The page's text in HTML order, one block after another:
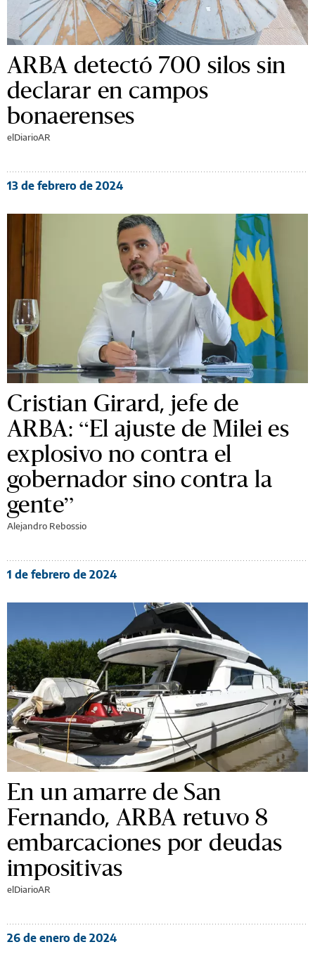
ARBA detectó 700 silos sin
declarar en campos
bonaerenses
elDiarioAR
13 de febrero de 2024
Cristian Girard, jefe de
ARBA: “El ajuste de Milei es
explosivo no contra el
gobernador sino contra la
gente”
Alejandro Rebossio
1 de febrero de 2024
En un amarre de San
Fernando, ARBA retuvo 8
embarcaciones por deudas
impositivas
elDiarioAR
26 de enero de 2024